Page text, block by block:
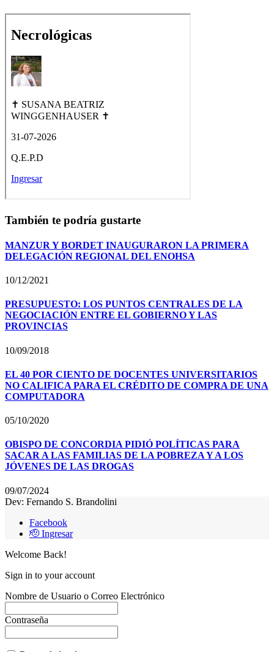
También te podría gustarte
MANZUR Y BORDET INAUGURARON LA PRIMERA
DELEGACIÓN REGIONAL DEL ENOHSA
10/12/2021
PRESUPUESTO: LOS PUNTOS CENTRALES DE LA
NEGOCIACIÓN ENTRE EL GOBIERNO Y LAS
PROVINCIAS
10/09/2018
EL 40 POR CIENTO DE DOCENTES UNIVERSITARIOS
NO CALIFICA PARA EL CRÉDITO DE COMPRA DE UNA
COMPUTADORA
05/10/2020
OBISPO DE CONCORDIA PIDIÓ POLÍTICAS PARA
SACAR A LAS FAMILIAS DE LA POBREZA Y A LOS
JÓVENES DE LAS DROGAS
09/07/2024
Dev: Fernando S. Brandolini
Facebook
🫡 Ingresar
Welcome Back!
Sign in to your account
Nombre de Usuario o Correo Electrónico
Contraseña